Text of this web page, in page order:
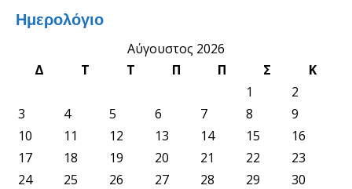
Ημερολόγιο
Αύγουστος 2026
Δ
Τ Τ Π Π Σ
Κ
1
2
3
4 5 6 7 8
9
10
11 12 13 14 15
16
17
18 19 20 21 22
23
24
25 26 27 28 29
30